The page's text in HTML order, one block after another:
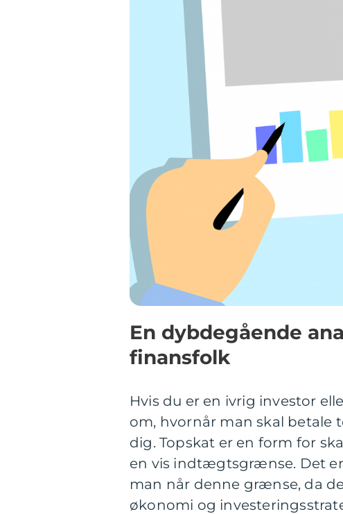
En dybdegående
finansfolk
Hvis du er en ivrig investor
om, hvornår man skal betale
dig. Topskat er en form for
en vis indtægtsgrænse. Det
man når denne grænse, da
økonomi og